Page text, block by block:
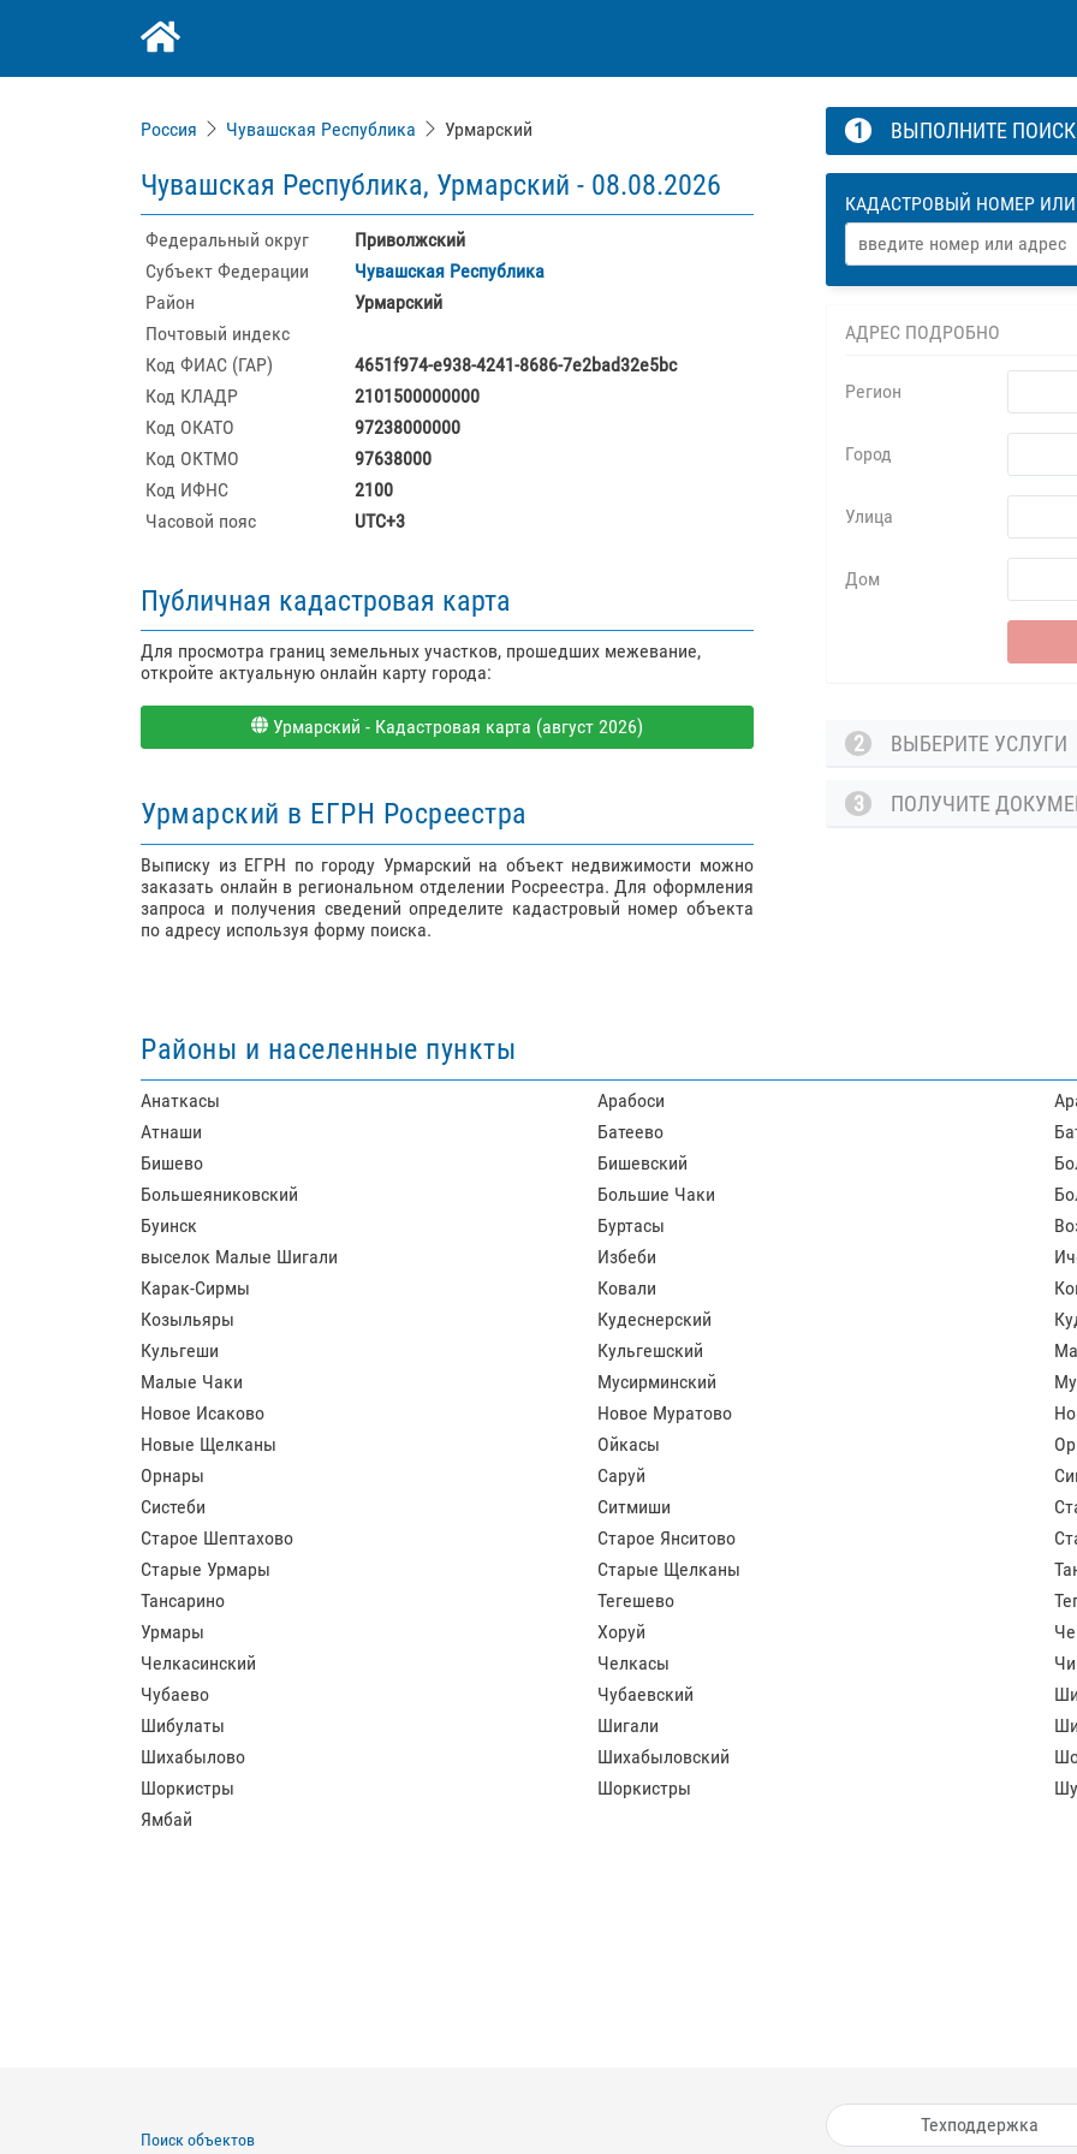
Россия Чувашская Республика Урмарский
Чувашская Республика, Урмарский - 08.08.2026
Федеральный округ
Приволжский
Субъект Федерации
Чувашская Республика
Район
Урмарский
Почтовый индекс
Код ФИАС (ГАР)
4651f974-e938-4241-8686-7e2bad32e5bc
Код КЛАДР
2101500000000
Код ОКАТО
97238000000
Код ОКТМО
97638000
Код ИФНС
2100
Часовой пояс
UTC+3
Публичная кадастровая карта
Для просмотра границ земельных участков, прошедших межевание,
откройте актуальную онлайн карту города:
Урмарский - Кадастровая карта (август 2026)
Урмарский в ЕГРН Росреестра
Выписку из ЕГРН по городу Урмарский на объект недвижимости можно
заказать онлайн в региональном отделении Росреестра. Для оформления
запроса и получения сведений определите кадастровый номер объекта
по адресу используя форму поиска.
1 ВЫПОЛНИТЕ ПОИСК
КАДАСТРОВЫЙ НОМЕР
АДРЕС ПОДРОБНО
Регион
Город
Улица
Дом
2 ВЫБЕРИТЕ УСЛУГИ
3 ПОЛУЧИТЕ
Районы и населенные пункты
Анаткасы Арабоси
Атнаши
Батеево
Бишево
Бишевский
Большеяниковский
Большие Чаки
Буинск
Буртасы
выселок Малые Шигали
Избеби
Карак-Сирмы
Ковали
Козыльяры
Кудеснерский
Кульгеши
Кульгешский
Малые Чаки
Мусирминский
Новое Исаково
Новое Муратово
Новые Щелканы
Ойкасы
Орнары
Саруй
Систеби
Ситмиши
Старое Шептахово
Старое Янситово
Старые Урмары
Старые Щелканы
Тансарино
Тегешево
Урмары
Хоруй
Челкасинский
Челкасы
Чубаево
Чубаевский
Шибулаты
Шигали
Шихабылово
Шихабыловский
Шоркистры
Шоркистры
Ямбай
Поиск объектов
Техподдержка